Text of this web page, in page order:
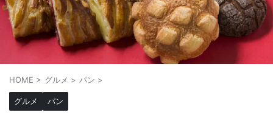
HOME > グルメ > パン >
グルメ パン